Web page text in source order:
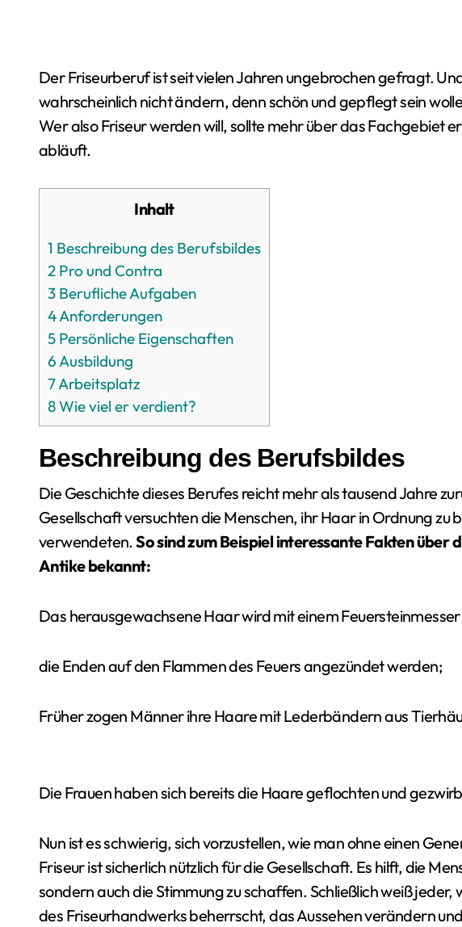
Der Friseurberuf ist seit vielen Jahren ungebrochen gefragt.
wahrscheinlich nicht ändern, denn schön und gepflegt sein
Wer also Friseur werden will, sollte mehr über das Fachgebiet
abläuft.
Inhalt
1 Beschreibung des Berufsbildes
2 Pro und Contra
3 Berufliche Aufgaben
4Anforderungen
5 Persönliche Eigenschaften
6 Ausbildung
7Arbeitsplatz
8Wie viel er verdient?
Beschreibung des Berufsbildes
Die Geschichte dieses Berufes reicht mehr als tausend Jahre
Gesellschaft versuchten die Menschen, ihr Haar in Ordnung zu
verwendeten.So sind zum Beispiel interessante Fakten über
Antike bekannt:
Das herausgewachsene Haar wird mit einem
die Enden auf den Flammen des Feuers angezündet werden;
Früher zogen Männer ihre Haare mit Lederbändern aus
Die Frauen haben sich bereits die Haare geflochten und
Nun ist es schwierig, sich vorzustellen, wie man ohne einen
Friseur ist sicherlich nützlich für die Gesellschaft. Es hilft, die
sondern auch die Stimmung zu schaffen. Schließlich weiß jeder,
des Friseurhandwerks beherrscht, das Aussehen verändern